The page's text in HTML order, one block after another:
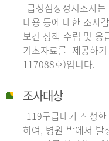
급성심장정지조사
내용 등에 대한 조사
보건 정책 수립 및 응
기초자료를 제공하
117088호)입니다.
조사대상
119구급대가 작성
하여, 병원 밖에서 발